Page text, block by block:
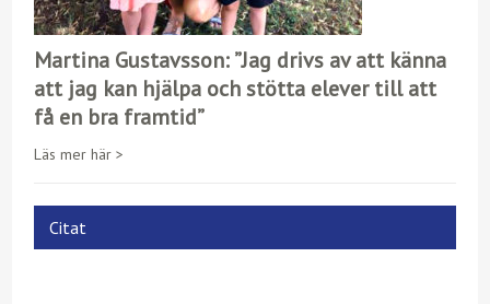
Martina Gustavsson: ”Jag drivs av att känna
att jag kan hjälpa och stötta elever till att
få en bra framtid”
Läs mer här >
Citat